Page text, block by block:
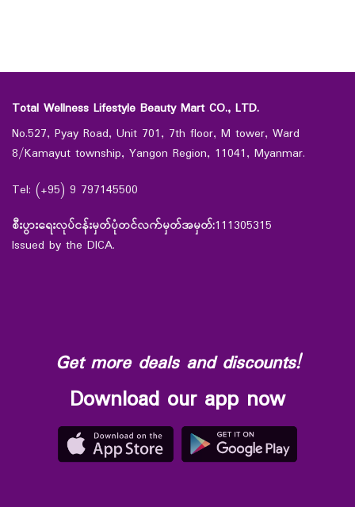
Total Wellness Lifestyle Beauty Mart CO., LTD.
No.527, Pyay Road, Unit 701, 7th floor, M tower, Ward
8/Kamayut township, Yangon Region, 11041, Myanmar.
Tel: (+95) 9 797145500
စီးပွားရေးလုပ်ငန်းမှတ်ပုံတင်လက်မှတ်အမှတ်:111305315
Issued by the DICA.
Get more deals and discounts!
Download our app now